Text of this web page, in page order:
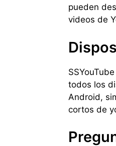
pueden
videos de
todos los
Android,
cortos de